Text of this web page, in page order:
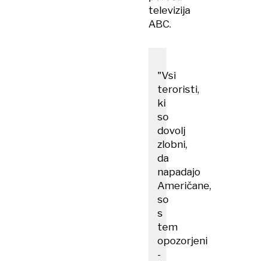
televizija
ABC.
"Vsi
teroristi,
ki
so
dovolj
zlobni,
da
napadajo
Američane,
so
s
tem
opozorjeni
-